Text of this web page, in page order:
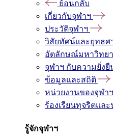
ย้อนกลับ
เกี่ยวกับจุฬาฯ
ประวัติจุฬาฯ
วิสัยทัศน์และยุทธศ
อัตลักษณ์มหาวิทย
จุฬาฯ กับความยั่งยื
ข้อมูลและสถิติ
หน่วยงานของจุฬาฯ
ร้องเรียนทุจริตแล
รู้จักจุฬาฯ